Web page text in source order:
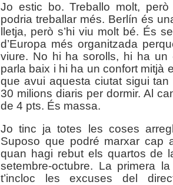
Jo estic bo. Treballo molt,
podria treballar més. Berlín és
lletja, però s’hi viu molt bé. És
d’Europa més organitzada
viure. No hi ha sorolls, hi ha un
parla baix i hi ha un confort mitjà
que avui aquesta ciutat sigui
30 milions diaris per dormir. Al
de 4 pts. És massa.
Jo tinc ja totes les coses
Suposo que podré marxar cap
quan hagi rebut els quartos de
setembre-octubre. La primera
t’incloc les excuses del